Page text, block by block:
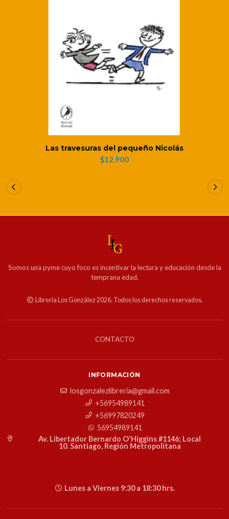
Las travesuras del pequeño Nicolás
$12.900
Somos una pyme cuyo foco es incentivar la lectura y educación desde la
temprana edad.
Librería Los González 2026. Todos los derechos reservados.
CONTACTO
INFORMACIÓN
losgonzalezlibreria@gmail.com
+56954989141
+56997820249
56954989141
Av. Libertador Bernardo O'Higgins #1146; Local
10. Santiago, Región Metropolitana
Lunes a Viernes 9:30 a 18:30 hrs.